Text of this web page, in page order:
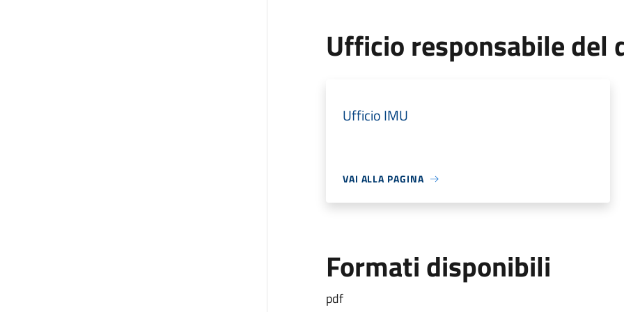
Ufficio responsabile del
Ufficio IMU
VAI ALLA PAGINA
Formati disponibili
pdf